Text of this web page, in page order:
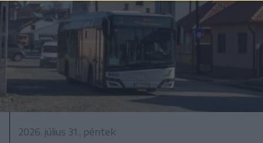
2026. július 31., péntek